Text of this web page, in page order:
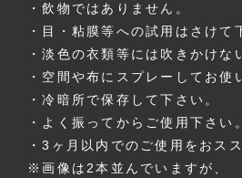
・飲物ではありません。
・目・粘膜等への試用はさけて
・淡色の衣類等には吹きかけな
・空間や布にスプレーしてお使
・冷暗所で保存して下さい。
・よく振ってからご使用下さい。
・3ヶ月以内でのご使用をおス
※画像は2本並んでいますが、